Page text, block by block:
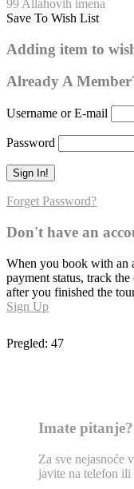
Er-Rezzak
0
99 Allahovih imena
Save To Wish List
Adding item to
Already A
Username or E-mail
Password
Forget Password?
Don't have an
When you book with an
payment status, track
after you finished the
Sign Up
Pregled: 47
Imate pitanje?
Za sve nejasnoće
javite na telefon ili